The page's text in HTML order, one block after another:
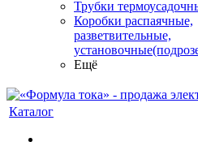
Трубки
Коробки распаячные,
разветвительные,
Ещё
Каталог